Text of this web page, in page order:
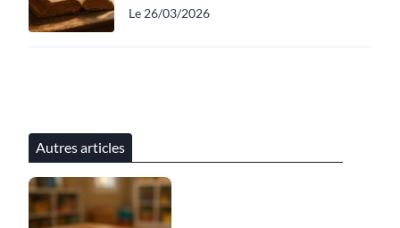
Le 26/03/2026
Autres articles